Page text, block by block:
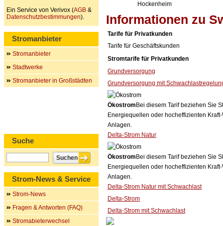
Hockenheim
Informationen zu
Tarife für Privatkunden
Tarife für Geschäftskunden
Stromtarife für Privatkunden
Grundversorgung
Grundversorgung mit
Ökostrom Bei diesem Tarif beziehen Sie
Energiequellen oder hocheffizienten
Anlagen.
Delta-Strom Natur
Ökostrom Bei diesem Tarif beziehen Sie
Energiequellen oder hocheffizienten
Anlagen.
Delta-Strom Natur mit Schwachlast
Delta-Strom
Delta-Strom mit Schwachlast
Ein Service von Verivox (AGB &
Datenschutzbestimmungen).
Stromanbieter
Stromanbieter
Stadtwerke
Stromanbieter in Großstädten
Suche
Strom-News & Service
Strom-News
Fragen & Antworten (FAQ)
Stromabieterwechsel